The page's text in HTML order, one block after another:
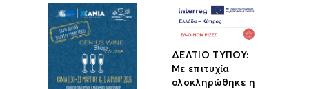
ΔΕΛΤΙΟ ΤΥΠΟΥ:
Με επιτυχία
ολοκληρώθηκε η